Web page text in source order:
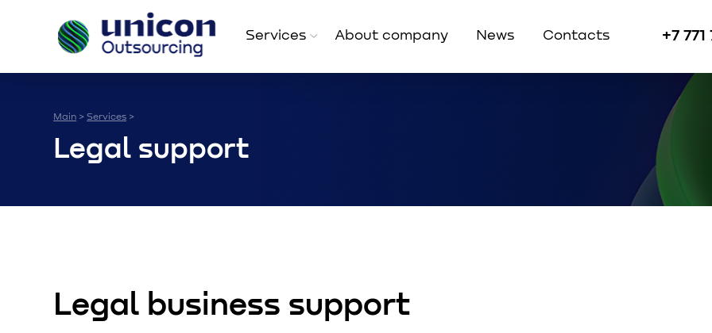
Services About company News Contacts +7
Main > Services >
Legal support
Legal business support